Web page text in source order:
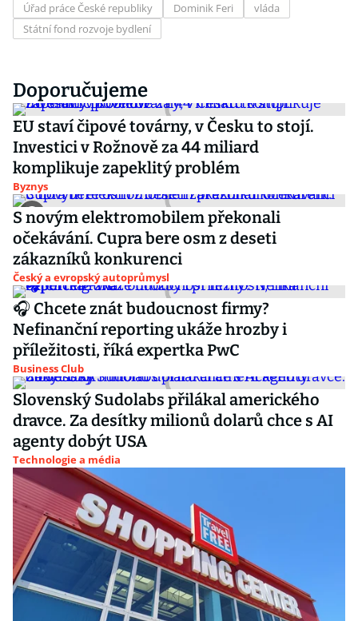
Úřad práce České republiky
Dominik Feri
vláda
Státní fond rozvoje bydlení
Doporučujeme
EU staví čipové továrny, v Česku to stojí.
Investici v Rožnově za 44 miliard
komplikuje zapeklitý problém
Byznys
S novým elektromobilem překonali
očekávání. Cupra bere osm z deseti
zákazníků konkurenci
Český a evropský autoprůmysl
🎧 Chcete znát budoucnost firmy?
Nefinanční reporting ukáže hrozby i
příležitosti, říká expertka PwC
Business Club
Slovenský Sudolabs přilákal amerického
dravce. Za desítky milionů dolarů chce s AI
agenty dobýt USA
Technologie a média